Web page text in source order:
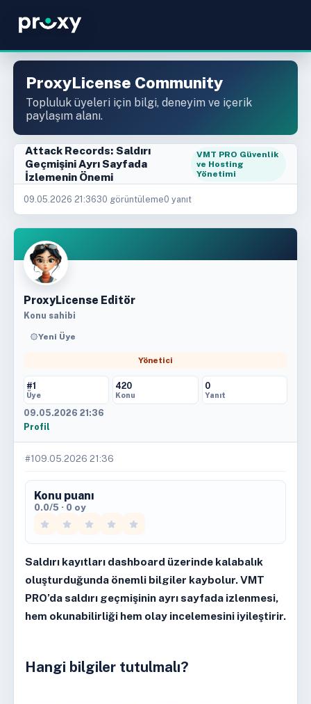
ProxyLicense Community
Topluluk üyeleri için bilgi, deneyim ve içerik
paylaşım alanı.
Attack Records: Saldırı
Geçmişini Ayrı Sayfada
İzlemenin Önemi
VMT PRO Güvenlik
ve Hosting
Yönetimi
09.05.2026 21:3630 görüntüleme0 yanıt
ProxyLicense Editör
Konu sahibi
Yeni Üye
Yönetici
#1
Üye
420
Konu
0
Yanıt
09.05.2026 21:36
Profil
#1 09.05.2026 21:36
Konu puanı
0.0/5 · 0 oy
Saldırı kayıtları dashboard üzerinde kalabalık
oluşturduğunda önemli bilgiler kaybolur. VMT
PRO’da saldırı geçmişinin ayrı sayfada izlenmesi,
hem okunabilirliği hem olay incelemesini iyileştirir.
Hangi bilgiler tutulmalı?